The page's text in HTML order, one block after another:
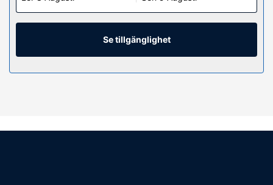
hårtorkar. På rummet finns skrivbord, mikrovågsugnar och
telefon med gratis lokalsamtal.
Bekvämligheter på anläggningen
runt-öppet fitnesscenter. Boendet har även gratis wi-fi, en
Se tillgänglighet